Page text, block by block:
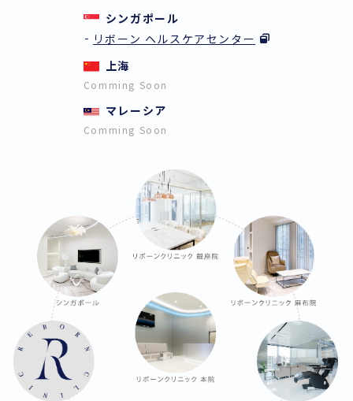
シンガポール
リボーン ヘルスケアセンター
上海
Comming Soon
マレーシア
Comming Soon